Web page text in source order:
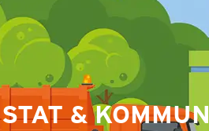
STAT & KOMMUN